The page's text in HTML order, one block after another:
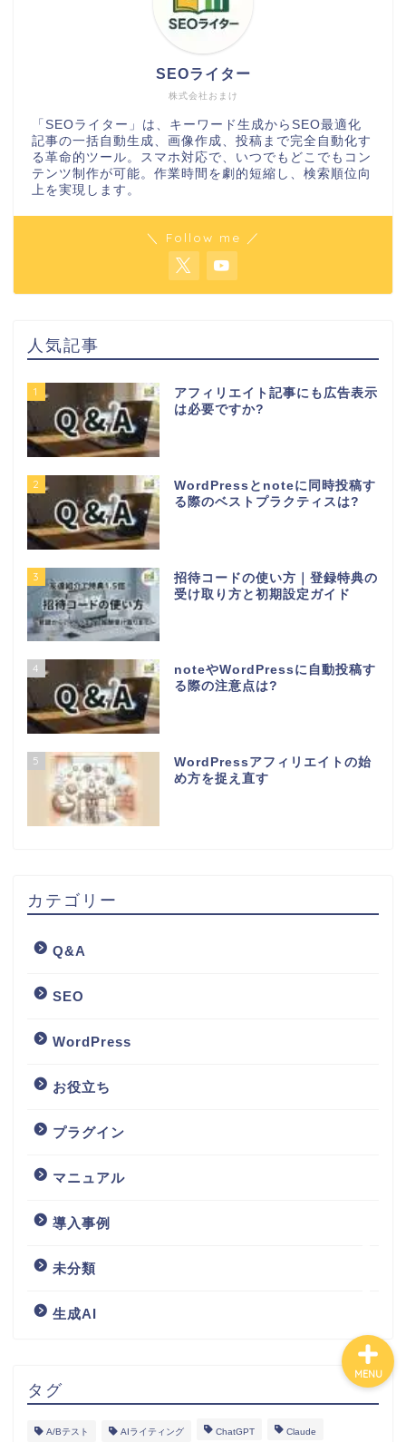
株式会社おまけ
SEOライター
「SEOライター」は、キーワード生成からSEO最適化
記事の一括自動生成、画像作成、投稿まで完全自動化す
る革命的ツール。スマホ対応で、いつでもどこでもコン
テンツ制作が可能。作業時間を劇的短縮し、検索順位向
上を実現します。
＼ Follow me ／
人気記事
1
アフィリエイト記事にも広告表示
は必要ですか?
2
WordPressとnoteに同時投稿す
る際のベストプラクティスは?
3
招待コードの使い方｜登録特典の
受け取り方と初期設定ガイド
4
noteやWordPressに自動投稿す
る際の注意点は?
5
WordPressアフィリエイトの始
め方を捉え直す
カテゴリー
Q&A
SEO
WordPress
お役立ち
プラグイン
マニュアル
導入事例
未分類
生成AI
タグ
A/Bテスト AIライティング ChatGPT Claude
MENU